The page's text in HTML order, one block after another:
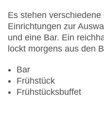
Gesamtanzahl der
Zahlungsarten:
EC Maestro,
Landeskategorie: 3
Es stehen
Einrichtungen zur
und eine Bar. Ein
lockt morgens aus den
Bar
Frühstück
Frühstücksbuffet